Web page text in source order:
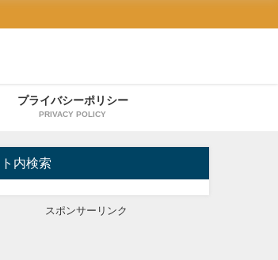
プライバシーポリシー
PRIVACY POLICY
内検索
スポンサーリンク